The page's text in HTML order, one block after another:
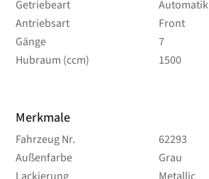
Getriebeart
Automatik
Antriebsart
Front
Gänge
7
Hubraum (ccm)
1500
Merkmale
Fahrzeug Nr.
62293
Außenfarbe
Grau